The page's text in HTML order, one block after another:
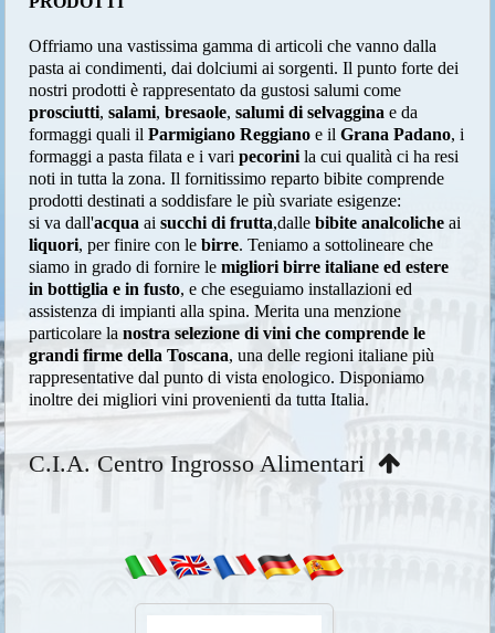
Offriamo una vastissima gamma di articoli che vanno dalla
pasta ai condimenti, dai dolciumi ai sorgenti. Il punto forte dei
nostri prodotti è rappresentato da gustosi salumi come
prosciutti,salami,bresaole,salumi di selvaggina e da
formaggi quali ilParmigiano Reggiano e ilGrana Padano, i
formaggi a pasta filata e i varipecorini la cui qualità ci ha resi
noti in tutta la zona. Il fornitissimo reparto bibite comprende
prodotti destinati a soddisfare le più svariate esigenze:
si va dall'acqua aisucchi di frutta,dallebibite analcoliche ai
liquori, per finire con lebirre. Teniamo a sottolineare che
siamo in grado di fornire lemigliori birre italiane ed estere
in bottiglia e in fusto, e che eseguiamo installazioni ed
assistenza di impianti alla spina. Merita una menzione
particolare lanostra selezione di vini che comprende le
grandi firme della Toscana, una delle regioni italiane più
rappresentative dal punto di vista enologico. Disponiamo
inoltre dei migliori vini provenienti da tutta Italia.
C.I.A. Centro Ingrosso Alimentari